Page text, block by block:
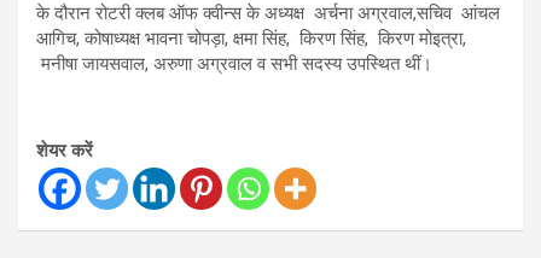
के दौरान रोटरी क्लब ऑफ क्वीन्स के अध्यक्ष अर्चना अग्रवाल,सचिव आंचल
आगिच, कोषाध्यक्ष भावना चोपड़ा, क्षमा सिंह, किरण सिंह, किरण मोइत्रा,
मनीषा जायसवाल, अरुणा अग्रवाल व सभी सदस्य उपस्थित थीं।
शेयर करें